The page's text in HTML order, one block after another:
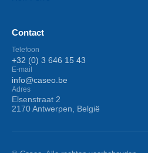
Contact
Telefoon
+32 (0) 3 646 15 43
E-mail
info@caseo.be
Adres
Elsenstraat 2
2170 Antwerpen, België